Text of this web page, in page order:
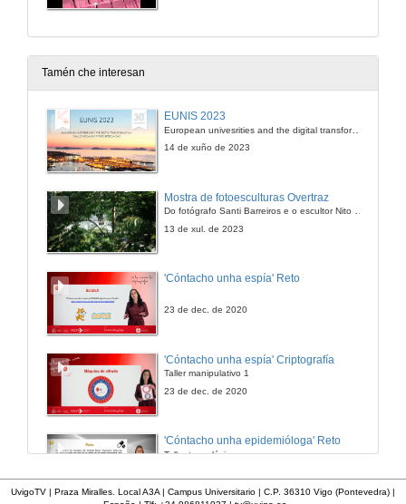
Tamén che interesan
EUNIS 2023
European univesrities and the digital transformation: challenges and opportunities ahead
14 de xuño de 2023
Mostra de fotoesculturas Overtraz
Do fotógrafo Santi Barreiros e o escultor Nito Contreras.
13 de xul. de 2023
'Cóntacho unha espía' Reto
23 de dec. de 2020
'Cóntacho unha espía' Criptografía
Taller manipulativo 1
23 de dec. de 2020
'Cóntacho unha epidemióloga' Reto
Taller tecnolóxico
UvigoTV | Praza Miralles. Local A3A | Campus Universitario | C.P. 36310 Vigo (Pontevedra) |